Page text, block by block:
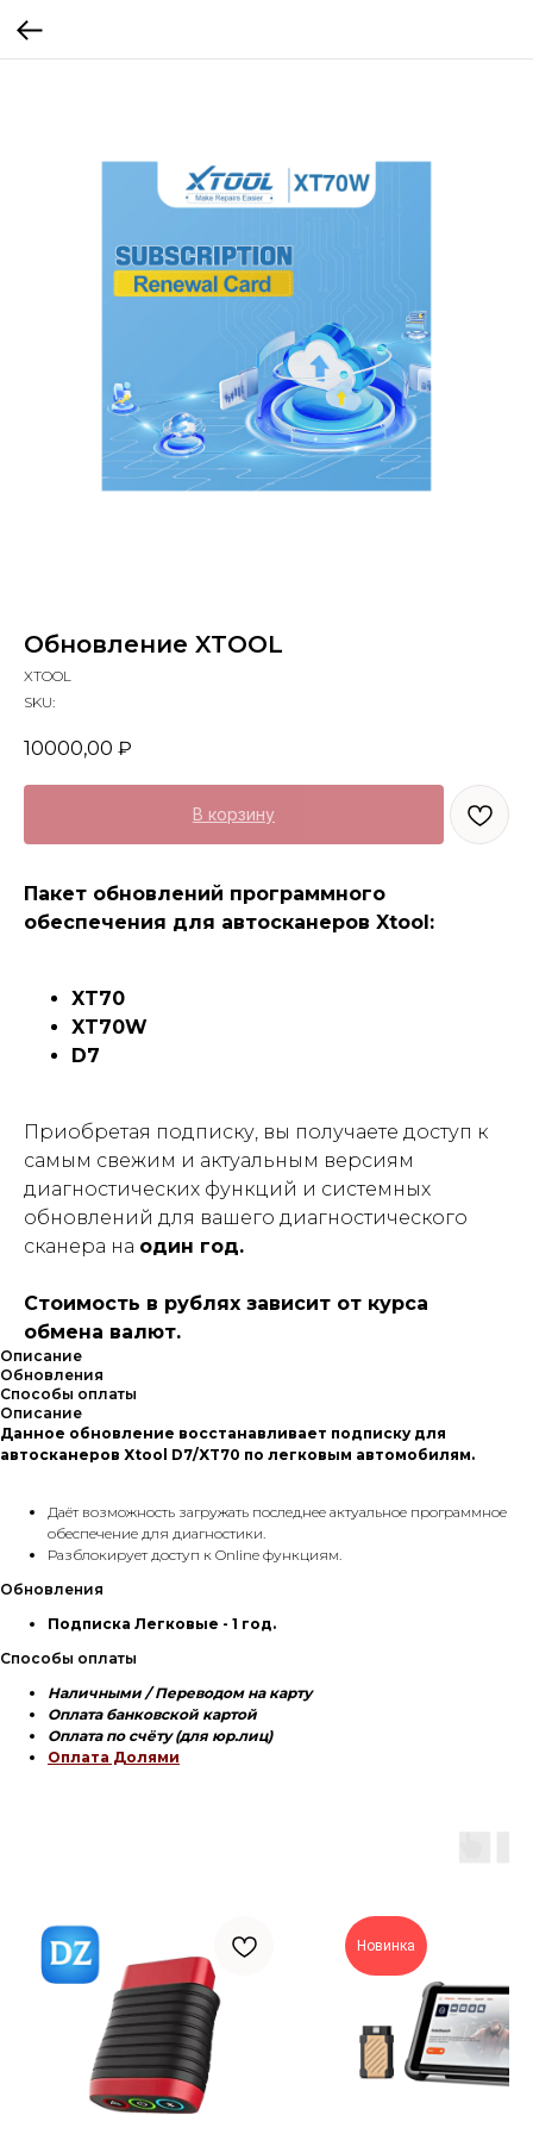
Обновление XTOOL
XTOOL
SKU:
10000,00 ₽
В корзину
Пакет обновлений программного
обеспечения для автосканеров Xtool:
XT70
XT70W
D7
Приобретая подписку, вы получаете доступ к
самым свежим и актуальным версиям
диагностических функций и системных
обновлений для вашего диагностического
сканера на один год.
Стоимость в рублях зависит от курса
обмена валют.
Описание
Обновления
Способы оплаты
Описание
Данное обновление восстанавливает подписку для
автосканеров Xtool D7/XT70 по легковым автомобилям.
Даёт возможность загружать последнее актуальное программное
обеспечение для диагностики.
Разблокирует доступ к Online функциям.
Обновления
Подписка Легковые - 1 год.
Способы оплаты
Наличными / Переводом на карту
Оплата банковской картой
Оплата по счёту (для юр.лиц)
Оплата Долями
Новинка